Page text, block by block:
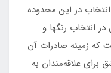
انتخاب در این محدوده
انتخاب رنگها و
که زمینه صادرات آن
برای علاقه‌مندان به